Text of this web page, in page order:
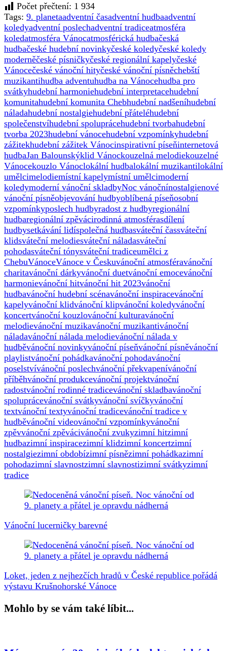
Počet přečtení: 1 934
Tags: 9. planetaadventní časadventní hudbaadventní
koledyadventní poslechadventní tradiceatmosféra
koledatmosféra Vánocatmosférická hudbačeská
hudbačeské hudební novinkyčeské koledyčeské koledy
moderněčeské písničkyčeské regionální kapelyčeské
Vánocečeské vánoční hityčeské vánoční písněchebští
muzikantihudba adventuhudba na Vánocehudba pro
svátkyhudební harmoniehudební interpretacehudební
komunitahudební komunita Chebhudební nadšeníhudební
náladahudební nostalgiehudební přáteléhudební
společenstvíhudební spoluprácehudební tvorbahudební
tvorba 2023hudební vánocehudební vzpomínkyhudební
zážitekhudební zážitek Vánocinspirativní píseňinternetová
hudbaJan Balounskýklid Vánockouzelná melodiekouzelné
Vánocekouzlo Vánoclokální hudbalokální muzikantilokální
umělcimelodiemístní kapelymístní umělcimoderní
koledymoderní vánoční skladbyNoc vánočnínostalgienové
vánoční písněobjevování hudbyoblíbená píseňosobní
vzpomínkyposlech hudbyradost z hudbyregionální
hudbaregionální zpěvácirodinná atmosférasdílení
hudbysetkávání lidíspolečná hudbasváteční čassváteční
klidsváteční melodiesváteční náladasváteční
pohodasváteční tónysváteční tradiceumělci z
ChebuVánoceVánoce v Českuvánoční atmosféravánoční
charitavánoční dárkyvánoční duetvánoční emocevánoční
harmonievánoční hitvánoční hit 2023vánoční
hudbavánoční hudební scénavánoční inspiracevánoční
kapelyvánoční klidvánoční klipvánoční koledyvánoční
koncertvánoční kouzlovánoční kulturavánoční
melodievánoční muzikavánoční muzikantivánoční
náladavánoční nálada melodievánoční nálada v
hudběvánoční novinkyvánoční píseňvánoční písněvánoční
playlistvánoční pohádkavánoční pohodavánoční
poselstvívánoční poslechvánoční překvapenívánoční
příběhvánoční produkcevánoční projektvánoční
radostvánoční rodinné tradicevánoční skladbavánoční
spoluprácevánoční svátkyvánoční svíčkyvánoční
textvánoční textyvánoční tradicevánoční tradice v
hudběvánoční videovánoční vzpomínkyvánoční
zpěvvánoční zpěvácivánoční zvukyzimní hitzimní
hudbazimní inspiracezimní klidzimní koncertzimní
nostalgiezimní obdobízimní písnězimní pohádkazimní
pohodazimní slavnostzimní slavnostizimní svátkyzimní
tradice
Navigace
příspěvku
Vánoční lucerničky barevné
Loket, jeden z nejhezčích hradů v České republice pořádá
výstavu Krušnohorské Vánoce
Mohlo by se vám také líbit...